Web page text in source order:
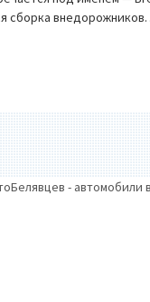
сборка
- автомобили